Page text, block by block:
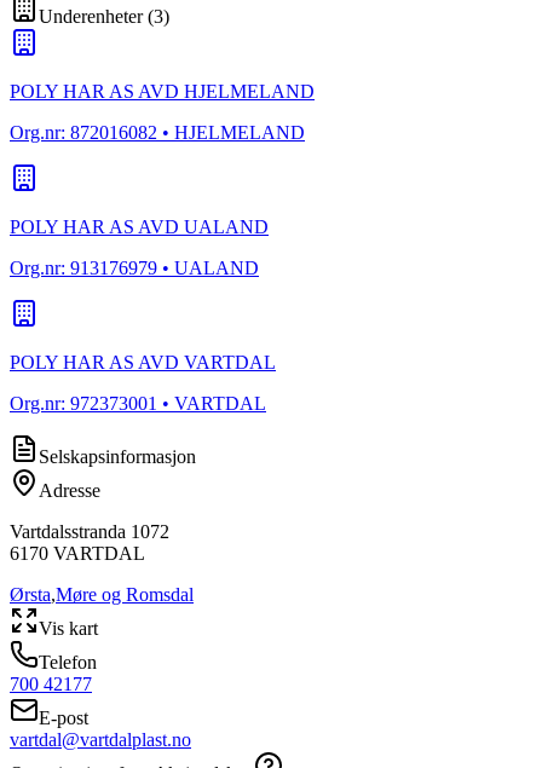
Underenheter(3)
POLY HAR AS AVD HJELMELAND
Org.nr: 872016082 • HJELMELAND
POLY HAR AS AVD UALAND
Org.nr: 913176979 • UALAND
POLY HAR AS AVD VARTDAL
Org.nr: 972373001 • VARTDAL
Selskapsinformasjon
Adresse
Vartdalsstranda 1072
6170 VARTDAL
Ørsta,Møre og Romsdal
Vis kart
Telefon
700 42177
E-post
vartdal@vartdalplast.no